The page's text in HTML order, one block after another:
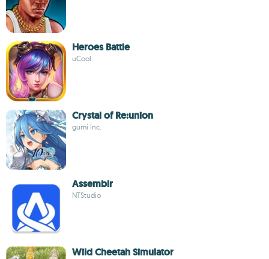
Heroes Battle
uCool
Crystal of Re:union
gumi Inc.
Assemblr
NTStudio
Wild Cheetah Simulator